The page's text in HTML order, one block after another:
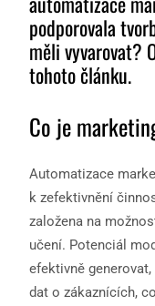
podporovala
měli vyvarovat?
tohoto článku.
Co je
Automatizace
k zefektivnění
založena na
učení. Potenciál
efektivně
dat o zákaznících,